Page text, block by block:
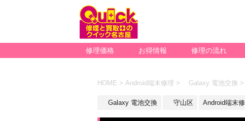
修理価格 お得情報 修理の流れ
HOME > Android端末修理 > Galaxy 電池交換 >
Galaxy 電池交換 守山区 Android端末